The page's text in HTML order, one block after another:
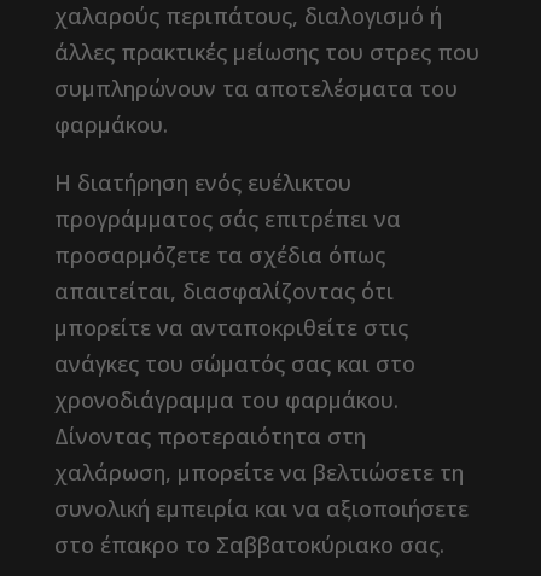
χαλαρούς περιπάτους, διαλογισμό ή
άλλες πρακτικές μείωσης του στρες που
συμπληρώνουν τα αποτελέσματα του
φαρμάκου.
Η διατήρηση ενός ευέλικτου
προγράμματος σάς επιτρέπει να
προσαρμόζετε τα σχέδια όπως
απαιτείται, διασφαλίζοντας ότι
μπορείτε να ανταποκριθείτε στις
ανάγκες του σώματός σας και στο
χρονοδιάγραμμα του φαρμάκου.
Δίνοντας προτεραιότητα στη
χαλάρωση, μπορείτε να βελτιώσετε τη
συνολική εμπειρία και να αξιοποιήσετε
στο έπακρο το Σαββατοκύριακο σας.